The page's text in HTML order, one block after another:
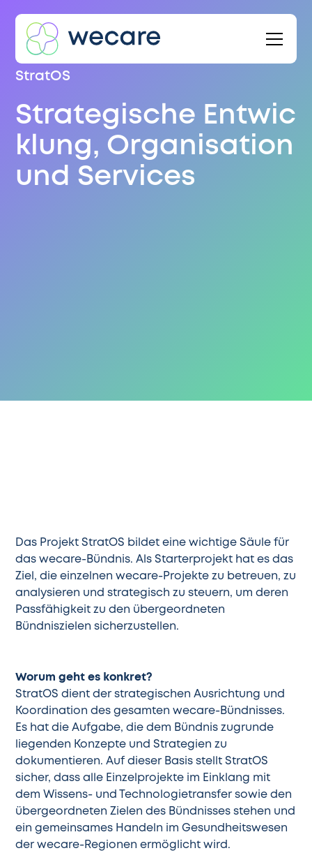
StratOS
Strategische Entwic
klung, Organisation
und Services
Das Projekt StratOS bildet eine wichtige Säule für
das wecare-Bündnis. Als Starterprojekt hat es das
Ziel, die einzelnen wecare-Projekte zu betreuen, zu
analysieren und strategisch zu steuern, um deren
Passfähigkeit zu den übergeordneten
Bündniszielen sicherzustellen.
Worum geht es konkret?
StratOS dient der strategischen Ausrichtung und
Koordination des gesamten wecare-Bündnisses.
Es hat die Aufgabe, die dem Bündnis zugrunde
liegenden Konzepte und Strategien zu
dokumentieren. Auf dieser Basis stellt StratOS
sicher, dass alle Einzelprojekte im Einklang mit
dem Wissens- und Technologietransfer sowie den
übergeordneten Zielen des Bündnisses stehen und
ein gemeinsames Handeln im Gesundheitswesen
der wecare-Regionen ermöglicht wird.